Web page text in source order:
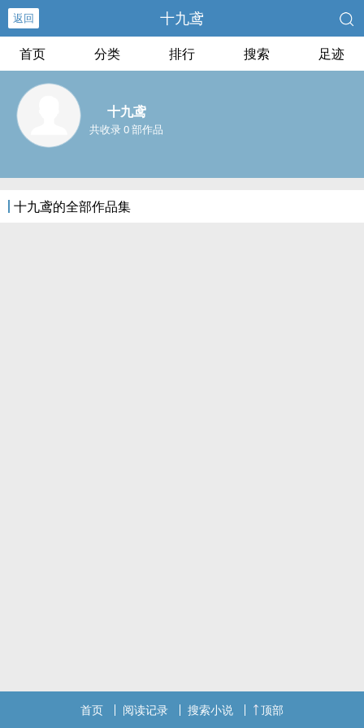
返回 十九鸢
首页 分类 排行 搜索 足迹
十九鸢
共收录 0 部作品
十九鸢的全部作品集
首页 阅读记录 搜索小说 顶部